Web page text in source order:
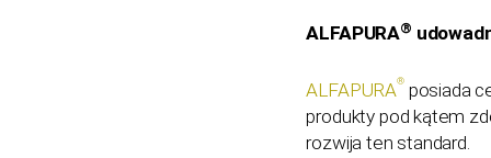
ALFAPURA®
ALFAPURA® posiada
produkty pod kątem
rozwija ten standard.